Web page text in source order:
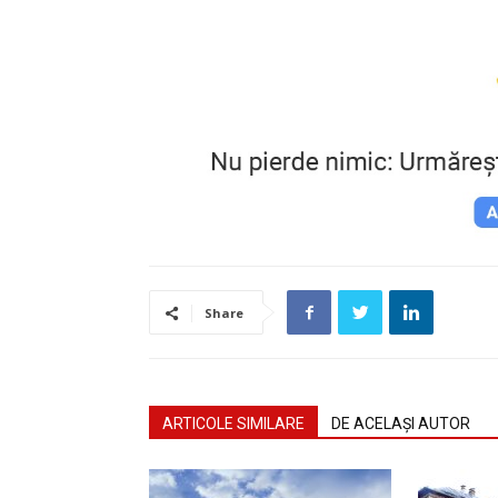
Share
ARTICOLE SIMILARE DE ACELAȘI AUTOR